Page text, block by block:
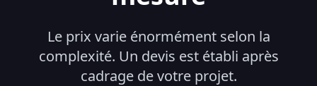
Le prix varie énormément selon la
complexité. Un devis est établi après
cadrage de votre projet.